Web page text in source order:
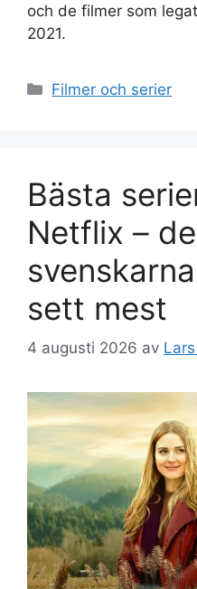
och de filmer som
2021.
Kategorier
Filmer och serier
Bästa
Netflix –
sett mest
4 augusti 2026 av